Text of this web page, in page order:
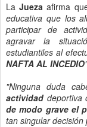
LaJuezaafirma
educativa que los
participar de
agravar la
estudiantiles al
NAFTA AL INCEDIO"
"Ninguna duda
actividaddeportiva
de modo grave el
tan singular decisión